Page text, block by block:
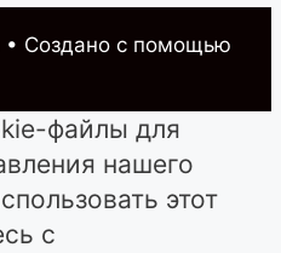
• Создано с помощью
файлы для
нашего
этот
с